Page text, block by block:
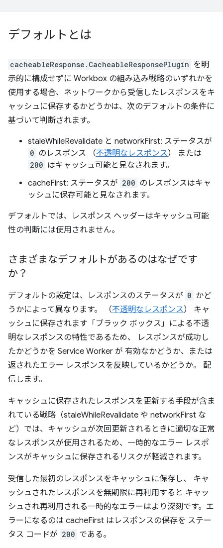
デフォルトとは
cacheableResponse.CacheableResponsePlugin を明
示的に構成せずに Workbox の組み込み戦略のいずれかを
使用する場合、ネットワークから受信したレスポンスをキ
ャッシュに保存するかどうかは、次のデフォルトの条件に
基づいて判断されます。
staleWhileRevalidate と networkFirst: ステータスが
0 のレスポンス （不透明なレスポンス） または
200 はキャッシュ可能と見なされます。
cacheFirst: ステータスが 200 のレスポンスはキャ
ッシュに保存可能と見なされます。
デフォルトでは、レスポンス ヘッダーはキャッシュ可能
性の判断には使用されません。
さまざまなデフォルトがあるのはなぜです
か？
デフォルトの設定は、レスポンスのステータスが 0 かど
うかによって異なります。 （不透明なレスポンス） キャ
ッシュに保存されます「ブラック ボックス」による不透
明なレスポンスの特性であるため、 レスポンスが成功し
たかどうかを Service Worker が 有効なかどうか、または
返されたエラー レスポンスを反映しているかどうか。 配
信します。
キャッシュに保存されたレスポンスを更新する手段が含ま
れている戦略（staleWhileRevalidate や networkFirst な
ど）では、キャッシュが次回更新されるときに適切な正常
なレスポンスが使用されるため、一時的なエラー レスポ
ンスがキャッシュに保存されるリスクが軽減されます。
受信した最初のレスポンスをキャッシュに保存し、 キャ
ッシュされたレスポンスを無期限に再利用すると キャッ
シュされ再利用される一時的なエラーはより深刻です。エ
ラーになるのは cacheFirst はレスポンスの保存を ステー
タス コードが 200 である。